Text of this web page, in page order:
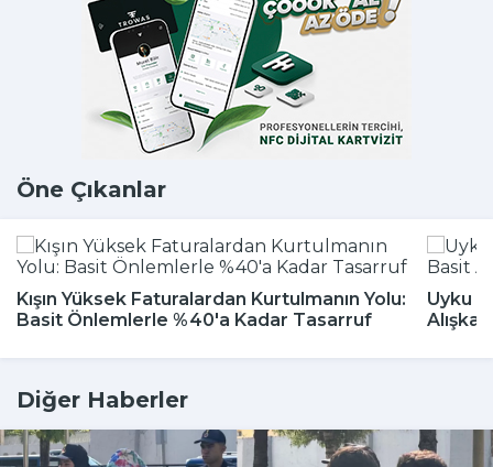
Öne Çıkanlar
Kışın Yüksek Faturalardan Kurtulmanın Yolu:
Basit Önlemlerle %40'a Kadar Tasarruf
Uyku
Diğer Haberler